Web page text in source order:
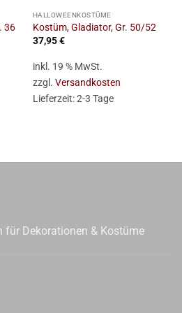
36
HALLOWEENKOSTÜME
Kostüm, Gladiator, Gr. 50/52
37,95€
inkl. 19 % MwSt.
zzgl. Versandkosten
Lieferzeit:2-3 Tage
für Dekorationen & Kostüme